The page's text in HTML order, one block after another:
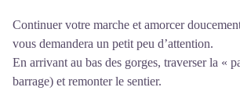
Continuer votre marche et amorcer
vous demandera un petit peu d’attention.
En arrivant au bas des gorges, traverser la «
barrage) et remonter le sentier.